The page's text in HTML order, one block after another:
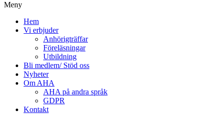
Meny
Hem
Vi erbjuder
Anhörigträffar
Föreläsningar
Utbildning
Bli medlem/ Stöd oss
Nyheter
Om AHA
AHA på andra språk
GDPR
Kontakt